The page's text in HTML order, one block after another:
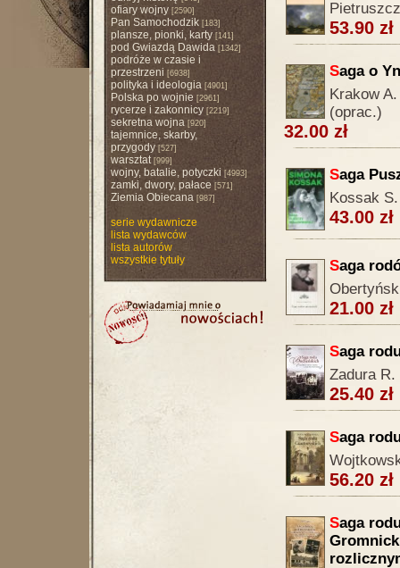
ofiary wojny[2590]
Pan Samochodzik[183]
plansze, pionki, karty[141]
pod Gwiazdą Dawida[1342]
podróże w czasie i
przestrzeni [6938]
polityka i ideologia[4901]
Polska po wojnie [2961]
rycerze i zakonnicy[2219]
sekretna wojna[920]
tajemnice, skarby,
przygody[527]
warsztat[999]
wojny, batalie, potyczki [4993]
zamki, dwory, pałace [571]
Ziemia Obiecana[987]
serie wydawnicze
lista wydawców
lista autorów
wszystkie tytuły
53.90 zł
Saga o
Krakow
(oprac.)
32.00 zł
Saga
Kossak S.
43.00 zł
Saga
21.00 zł
Saga
Zadura R.
25.40 zł
Saga
56.20 zł
Saga